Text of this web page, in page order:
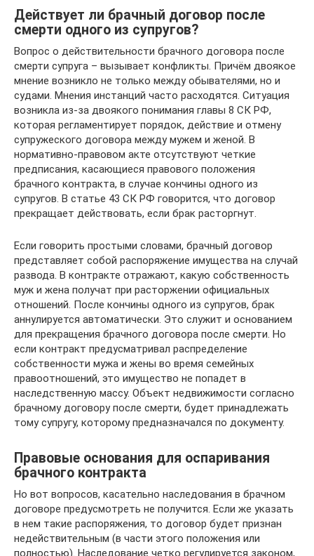
Действует ли брачный договор после
смерти одного из супругов?
Вопрос о действительности брачного договора после
смерти супруга – вызывает конфликты. Причём двоякое
мнение возникло не только между обывателями, но и
судами. Мнения инстанций часто расходятся. Ситуация
возникла из-за двоякого понимания главы 8 СК РФ,
которая регламентирует порядок, действие и отмену
супружеского договора между мужем и женой. В
нормативно-правовом акте отсутствуют четкие
предписания, касающиеся правового положения
брачного контракта, в случае кончины одного из
супругов. В статье 43 СК РФ говорится, что договор
прекращает действовать, если брак расторгнут.
Если говорить простыми словами, брачный договор
представляет собой распоряжение имущества на случай
развода. В контракте отражают, какую собственность
муж и жена получат при расторжении официальных
отношений. После кончины одного из супругов, брак
аннулируется автоматически. Это служит и основанием
для прекращения брачного договора после смерти. Но
если контракт предусматривал распределение
собственности мужа и жены во время семейных
правоотношений, это имущество не попадет в
наследственную массу. Объект недвижимости согласно
брачному договору после смерти, будет принадлежать
тому супругу, которому предназначался по документу.
Правовые основания для оспаривания
брачного контракта
Но вот вопросов, касательно наследования в брачном
договоре предусмотреть не получится. Если же указать
в нем такие распоряжения, то договор будет признан
недействительным (в части этого положения или
полностью). Наследование четко регулируется законом,